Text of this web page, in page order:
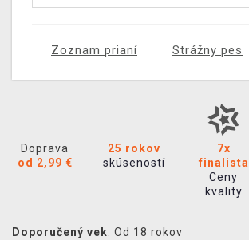
Zoznam prianí Strážny pes
Doprava
od 2,99 €
25 rokov
skúseností
7x
finalista
Ceny
kvality
Doporučený vek: Od 18 rokov